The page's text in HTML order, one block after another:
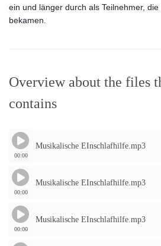
ein und länger durch als Teilnehmer,
bekamen.
Overview about the files
contains
00:00
Musikalische EInschlafhilfe.mp3
00:00
Musikalische EInschlafhilfe.mp3
00:00
Musikalische EInschlafhilfe.mp3